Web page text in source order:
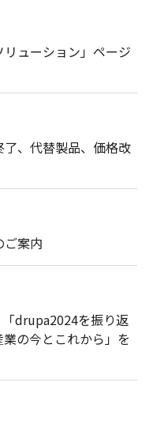
ューション」ページ
、代替製品、価格改
ご案内
drupa2024を振り返
の今とこれから」を